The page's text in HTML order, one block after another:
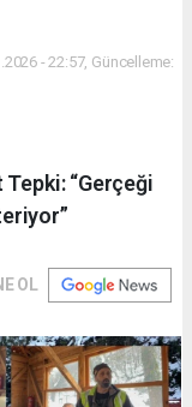
- 22:57, Güncelleme:
Tepki: “Gerçeği
OL